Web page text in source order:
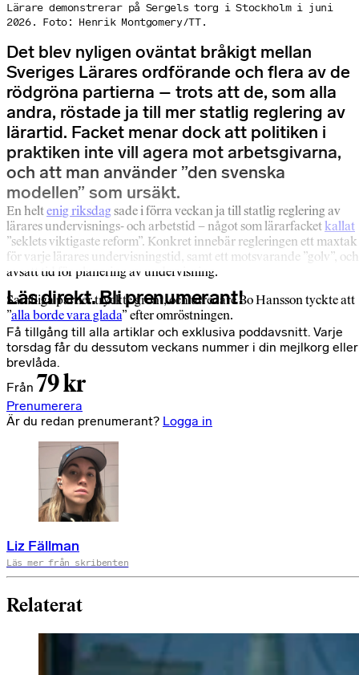
Lärare demonstrerar på Sergels torg i Stockholm i juni
2026. Foto: Henrik Montgomery/TT.
Det blev nyligen oväntat bråkigt mellan
Sveriges Lärares ordförande och flera av de
rödgröna partierna – trots att de, som alla
andra, röstade ja till mer statlig reglering av
lärartid. Facket menar dock att politiken i
praktiken inte vill agera mot arbetsgivarna,
och att man använder ”den svenska
modellen” som ursäkt.
En heltenig riksdag sade i förra veckan ja till statlig reglering av
lärares undervisnings- och arbetstid – något som lärarfacket kallat
”seklets viktigaste reform”. Konkret innebär regleringen ett maxtak
för varje lärares undervisningstid, samt ett motsvarande ”golv”, och
avsatt tid för planering av undervisning.
Samtliga partier tryckte grönt, och utredare Bo Hansson tyckte att
”alla borde vara glada” efter omröstningen.
Läs direkt. Bli prenumerant!
Få tillgång till alla artiklar och exklusiva poddavsnitt. Varje
torsdag får du dessutom veckans nummer i din mejlkorg eller
brevlåda.
Från 79 kr
Prenumerera
Är du redan prenumerant? Logga in
Liz Fällman
Läs mer från skribenten
Relaterat